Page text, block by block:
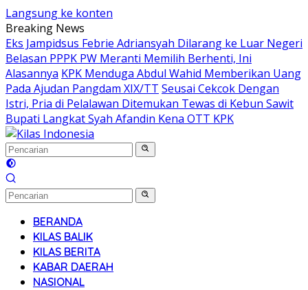
Langsung ke konten
Breaking News
Eks Jampidsus Febrie Adriansyah Dilarang ke Luar Negeri
Belasan PPPK PW Meranti Memilih Berhenti, Ini
Alasannya KPK Menduga Abdul Wahid Memberikan Uang
Pada Ajudan Pangdam XIX/TT Seusai Cekcok Dengan
Istri, Pria di Pelalawan Ditemukan Tewas di Kebun Sawit
Bupati Langkat Syah Afandin Kena OTT KPK
BERANDA
KILAS BALIK
KILAS BERITA
KABAR DAERAH
NASIONAL